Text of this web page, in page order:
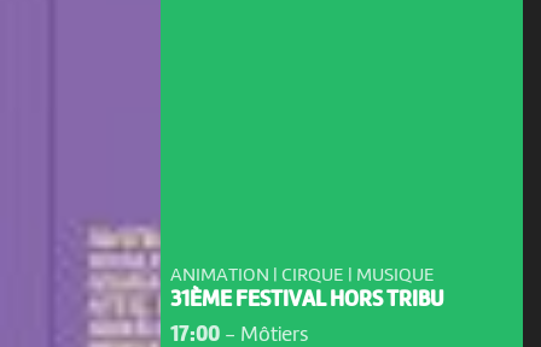
ANIMATION | CIRQUE | MUSIQUE
31ÈME FESTIVAL HORS TRIBU
17:00- Môtiers